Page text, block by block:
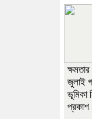
জুলাই
ভূমিকা
প্রকাশ